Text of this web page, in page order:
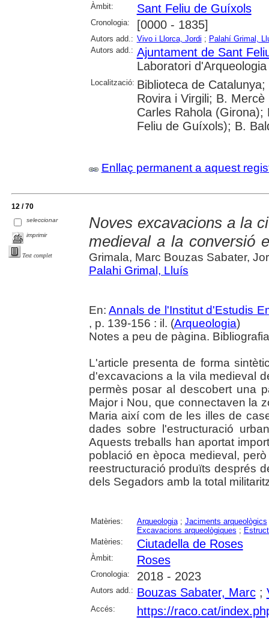
Àmbit: Sant Feliu de Guíxols
Cronologia: [0000 - 1835]
Autors add.: Vivo i Llorca, Jordi ; Palahí Grimal,
Autors add.: Ajuntament de Sant
Laboratori
Localització: Biblioteca de
Rovira i Virgili; B.
Carles Rahola
Feliu de Guíxols); B.
Enllaç permanent a aquest
12 / 70
seleccionar
imprimir
Text complet
Noves excavacions a la
medieval a la conversió
Grimala, Marc Bouzas Sabater,
Palahi Grimal, Lluís
En:Annals de l'Institut d'Estudis
, p. 139-156 : il. (Arqueologia)
Notes a peu de pàgina.
L'article presenta de forma
d'excavacions a la vila medieval
permès posar al descobert una
Major i Nou, que connectaven la
Maria així com de les illes de
dades sobre l'estructuració
Aquests treballs han aportat
població en època medieval,
reestructuració produïts després
dels Segadors amb la total
Matèries: Arqueologia; Jaciments arqueològics
Excavacions arqueològiques ;
Matèries:
Ciutadella de Roses
Àmbit: Roses
Cronologia: 2018 - 2023
Autors add.: Bouzas Sabater, Marc;
Accés: https://raco.cat/